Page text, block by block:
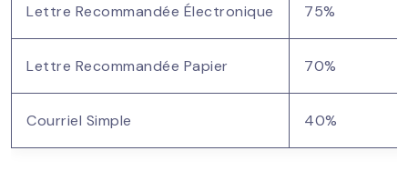
Lettre Recommandée Électronique 75%
Lettre Recommandée Papier 70%
Courriel Simple 40%